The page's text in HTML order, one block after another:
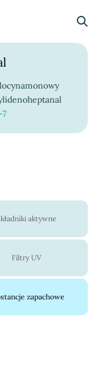
7
aktywne
Filtry UV
zapachowe